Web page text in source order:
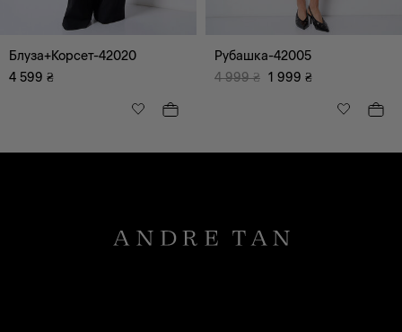
Блуза+Корсет-42020
4 599 ₴
Рубашка-42005
4 999 ₴ 1 999 ₴